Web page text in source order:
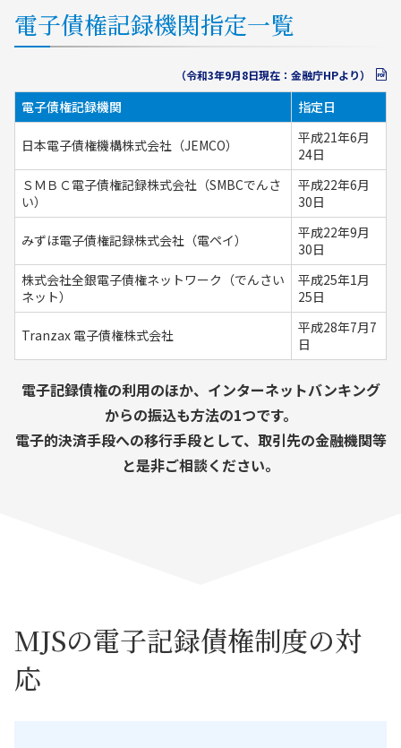
電子債権記録機関指定一覧
（令和3年9月8日現在：金融庁HPより）
電子債権記録機関 指定日
日本電子債権機構株式会社（JEMCO）
平成21年6月
24日
ＳＭＢＣ電子債権記録株式会社（SMBCでんさ
い）
平成22年6月
30日
みずほ電子債権記録株式会社（電ペイ）
平成22年9月
30日
株式会社全銀電子債権ネットワーク（でんさい
ネット）
平成25年1月
25日
Tranzax 電子債権株式会社
平成28年7月7
日
電子記録債権の利用のほか、インターネットバンキング
からの振込も方法の1つです。
電子的決済手段への移行手段として、取引先の金融機関等
と是非ご相談ください。
MJSの電子記録債権制度の対
応